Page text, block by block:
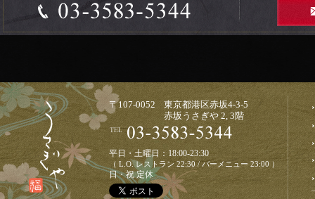
〒107-0052 東京都港区赤坂4-3-5
赤坂うさぎや 2, 3階
平日・土曜日：18:00-23:30
（ L.O. レストラン 22:30 / バーメニュー 23:00 ）
日・祝 定休